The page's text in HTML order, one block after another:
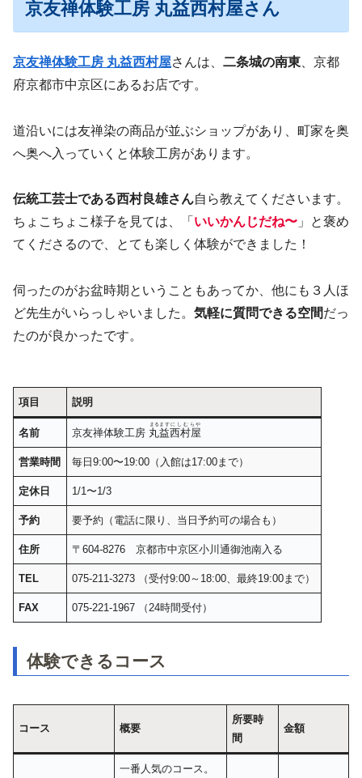
京友禅体験工房 丸益西村屋さん
京友禅体験工房 丸益西村屋さんは、 二条城の南東 、京都
府京都市中京区にあるお店です。
道沿いには友禅染の商品が並ぶショップがあり、町家を奥
へ奥へ入っていくと体験工房があります。
伝統工芸士である西村良雄さん自ら教えてくださいます。
ちょこちょこ様子を見ては、「 いいかんじだね〜 」と褒め
てくださるので、とても楽しく体験ができました！
伺ったのがお盆時期ということもあってか、他にも３人ほ
ど先生がいらっしゃいました。 気軽に質問できる空間だっ
たのが良かったです。
項目 説明
名前 京友禅体験工房 丸益
まるます
西村屋
にしむらや
営業時間 毎日9:00〜19:00（入館は17:00まで）
定休日 1/1〜1/3
予約 要予約（電話に限り、当日予約可の場合も）
住所 〒604-8276 京都市中京区小川通御池南入る
TEL 075-211-3273 （受付9:00～18:00、最終19:00まで）
FAX 075-221-1967 （24時間受付）
体験できるコース
コース 概要
所要時
間
金額
一番人気のコース。